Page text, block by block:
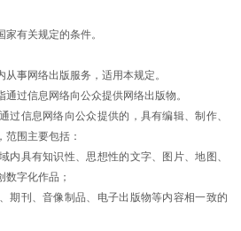
家有关规定的条件。
事网络出版服务，适用本规定。
过信息网络向公众提供网络出版物。
过信息网络向公众提供的，具有编辑、制作、
范围主要包括：
内具有知识性、思想性的文字、图片、地图、
字化作品；
期刊、音像制品、电子出版物等内容相一致的